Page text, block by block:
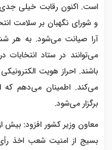
است. اکنون رقابت خیلی
و شورای نگهبان بر سلامت
آرا صیانت می‌شود. به هر
می‌توانند در ستاد انتخابات
باشند. احراز هویت
می‌کند. اطمینان می‌دهم که
برگزار می‌شود.
بسیج از امنیت شعب اخذ